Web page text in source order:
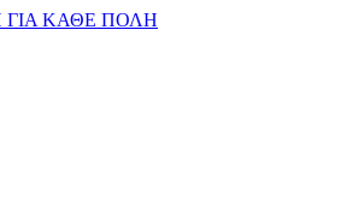
ΓΙΑ ΚΑΘΕ ΠΟΛΗ